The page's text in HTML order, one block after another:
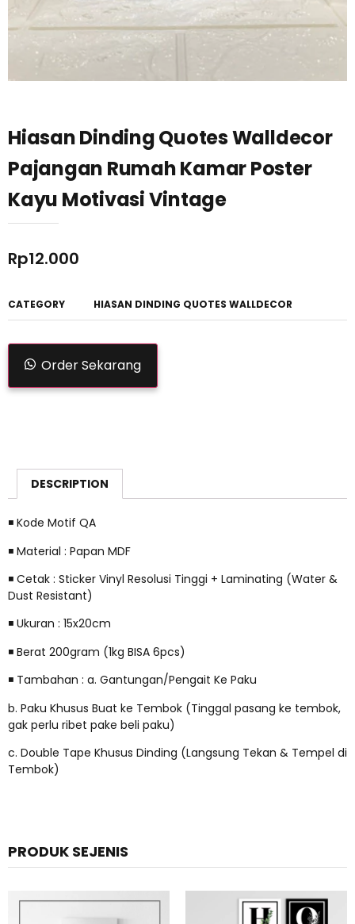
Hiasan Dinding Quotes Walldecor
Pajangan Rumah Kamar Poster
Kayu Motivasi Vintage
Rp12.000
CATEGORY HIASAN DINDING QUOTES WALLDECOR
Order Sekarang
DESCRIPTION
◾ Kode Motif QA
◾ Material : Papan MDF
◾ Cetak : Sticker Vinyl Resolusi Tinggi + Laminating (Water &
Dust Resistant)
◾ Ukuran : 15x20cm
◾ Berat 200gram (1kg BISA 6pcs)
◾ Tambahan : a. Gantungan/Pengait Ke Paku
b. Paku Khusus Buat ke Tembok (Tinggal pasang ke tembok,
gak perlu ribet pake beli paku)
c. Double Tape Khusus Dinding (Langsung Tekan & Tempel di
Tembok)
PRODUK SEJENIS